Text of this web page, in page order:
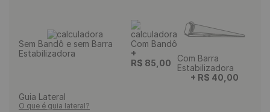
Sem Bandô e sem Barra
Estabilizadora
Com Bandô
+
R$ 85 00
Com Barra
Estabilizadora
+ R$ 40 00
Guia Lateral
O que é guia lateral?